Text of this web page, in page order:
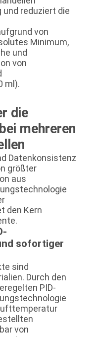
und reduziert die
von
Minimum,
und
von
ml).
die
mehreren
Datenkonsistenz
größter
aus
den Kern
sofortiger
sind
Durch den
PID-
von